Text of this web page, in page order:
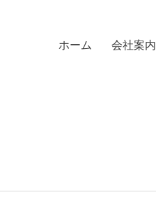
ホーム 会社案内